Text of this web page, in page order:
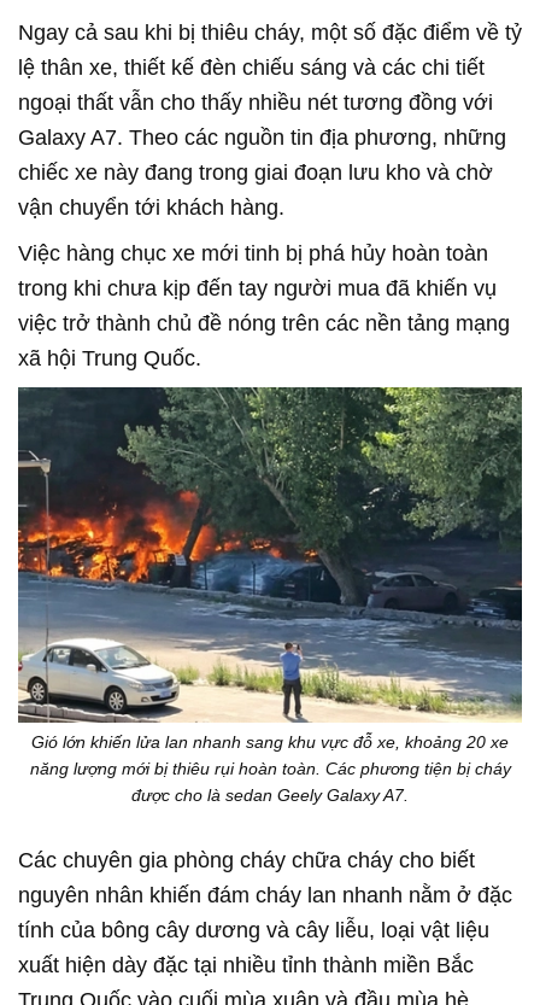
Ngay cả sau khi bị thiêu cháy, một số đặc điểm về tỷ
lệ thân xe, thiết kế đèn chiếu sáng và các chi tiết
ngoại thất vẫn cho thấy nhiều nét tương đồng với
Galaxy A7. Theo các nguồn tin địa phương, những
chiếc xe này đang trong giai đoạn lưu kho và chờ
vận chuyển tới khách hàng.
Việc hàng chục xe mới tinh bị phá hủy hoàn toàn
trong khi chưa kịp đến tay người mua đã khiến vụ
việc trở thành chủ đề nóng trên các nền tảng mạng
xã hội Trung Quốc.
Gió lớn khiến lửa lan nhanh sang khu vực đỗ xe, khoảng 20 xe
năng lượng mới bị thiêu rụi hoàn toàn. Các phương tiện bị cháy
được cho là sedan Geely Galaxy A7.
Các chuyên gia phòng cháy chữa cháy cho biết
nguyên nhân khiến đám cháy lan nhanh nằm ở đặc
tính của bông cây dương và cây liễu, loại vật liệu
xuất hiện dày đặc tại nhiều tỉnh thành miền Bắc